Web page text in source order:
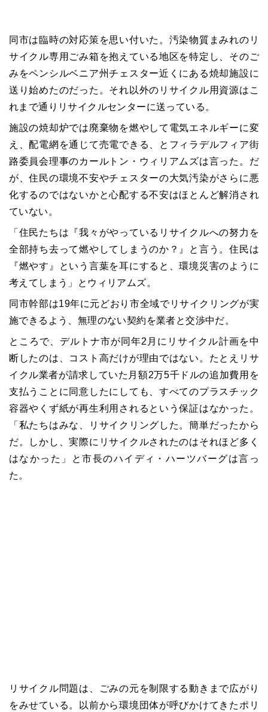
同市は臨時の対応策を思い付いた。汚染物質まみれのリ
サイクル専用ごみ箱を抱えている地区を特定し、そのご
みをペンシルベニア州チェスター近くにある焼却施設に
送り始めたのだった。それ以外のリサイクル用資源はこ
れまで通りリサイクルセンターに送っている。
施設の焼却炉では廃棄物を燃やして電気エネルギーに変
え、配電網を通じて売電できる、とフィラデルフィア街
路委員会理事のカールトン・ウィリアムズは言った。だ
が、住民の環境不安やチェスターの大気汚染がさらに悪
化するのではないかと心配する不安はほとんど解消され
ていない。
「住民たちは『我々がやっているリサイクルへの努力を
全部持ち去って燃やしてしまうのか？』と言う。住民は
『燃やす』という言葉を耳にすると、環境災害のように
考えてしまう」とウィリアムズ。
同市幹部は19年に元どおり市全域でリサイクリングが実
施できるよう、無理のない契約を業者と交渉中だ。
ところで、デルトナ市が同年2月にリサイクル計画を中
断したのは、コスト高だけが理由ではない。たとえリサ
イクル業者が請求していた月額2万5千ドルの追加費用を
支払うことに同意したにしても、すべてのプラスチック
容器やくず紙が再生利用されるという保証はなかった。
「私たちはみな、リサイクリングした。簡単だったから
だ。しかし、実際にリサイクルされたのはそれほど多く
はなかった」と市長のハイディ・ハーツバーグは言っ
た。
リサイクル問題は、ごみの元を制限する動きまで広がり
をみせている。以前から環境団体が呼びかけてきたポリ